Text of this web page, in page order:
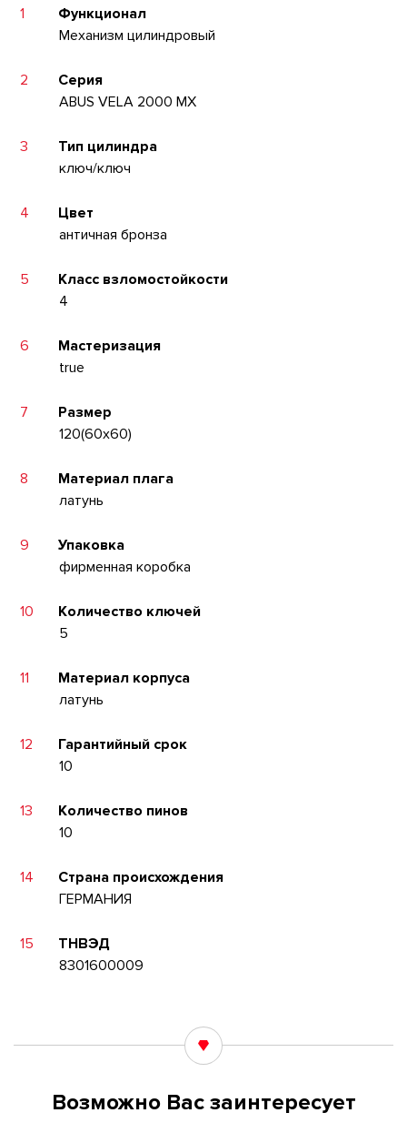
1
Функционал
Механизм цилиндровый
2
Серия
ABUS VELA 2000 MX
3
Тип цилиндра
ключ/ключ
4
Цвет
античная бронза
5
Класс взломостойкости
4
6
Мастеризация
true
7
Размер
120(60x60)
8
Материал плага
латунь
9
Упаковка
фирменная коробка
10
Количество ключей
5
11
Материал корпуса
латунь
12
Гарантийный срок
10
13
Количество пинов
10
14
Страна происхождения
ГЕРМАНИЯ
15
ТНВЭД
8301600009
Возможно Вас заинтересует